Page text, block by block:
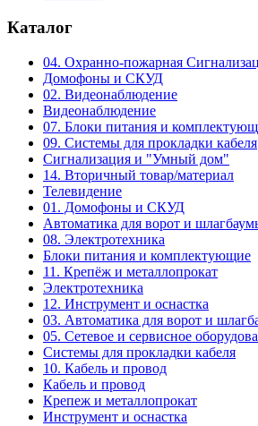
Каталог
04. Охранно-пожарная
Домофоны и СКУД
02. Видеонаблюдение
Видеонаблюдение
07. Блоки питания и
09. Системы для прокладки кабеля
Сигнализация и "Умный дом"
14. Вторичный товар/материал
Телевидение
01. Домофоны и СКУД
Автоматика для ворот и
08. Электротехника
Блоки питания и комплектующие
11. Крепёж и металлопрокат
Электротехника
12. Инструмент и оснастка
03. Автоматика для ворот и
05. Сетевое и сервисное
Системы для прокладки кабеля
10. Кабель и провод
Кабель и провод
Крепеж и металлопрокат
Инструмент и оснастка